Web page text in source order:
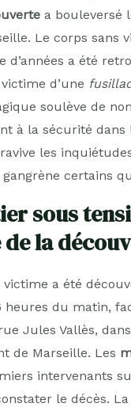
a bouleversé
Le corps sans
d’années a été
d’une
soulève de
à la sécurité dans
les
certains
sous
la
victime a été
heures du matin,
Jules Vallès,
de Marseille. Les
intervenants
le décès.